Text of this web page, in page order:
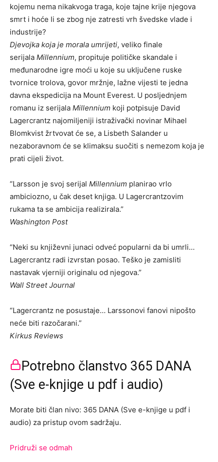
kojemu nema nikakvoga traga, koje tajne krije njegova
smrt i hoće li se zbog nje zatresti vrh švedske vlade i
industrije?
Djevojka koja je morala umrijeti, veliko finale
serijala Millennium, propituje političke skandale i
međunarodne igre moći u koje su uključene ruske
tvornice trolova, govor mržnje, lažne vijesti te jedna
davna ekspedicija na Mount Everest. U posljednjem
romanu iz serijala Millennium koji potpisuje David
Lagercrantz najomiljeniji istraživački novinar Mihael
Blomkvist žrtvovat će se, a Lisbeth Salander u
nezaboravnom će se klimaksu suočiti s nemezom koja je
prati cijeli život.
“Larsson je svoj serijal Millennium planirao vrlo
ambiciozno, u čak deset knjiga. U Lagercrantzovim
rukama ta se ambicija realizirala.”
Washington Post
“Neki su književni junaci odveć popularni da bi umrli…
Lagercrantz radi izvrstan posao. Teško je zamisliti
nastavak vjerniji originalu od njegova.”
Wall Street Journal
“Lagercrantz ne posustaje… Larssonovi fanovi nipošto
neće biti razočarani.”
Kirkus Reviews
Potrebno članstvo 365 DANA
(Sve e-knjige u pdf i audio)
Morate biti član nivo: 365 DANA (Sve e-knjige u pdf i
audio) za pristup ovom sadržaju.
Pridruži se odmah